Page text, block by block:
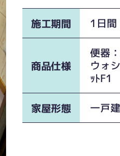
施工期間 1日間
商品仕様
便器
ウォ
ｯﾄF1
家屋形態 一戸